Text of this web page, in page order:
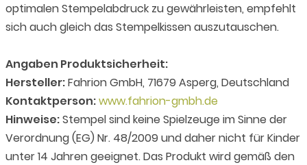
optimalen Stempelabdruck zu gewährleisten, empfehlt
sich auch gleich das Stempelkissen auszutauschen.
Angaben Produktsicherheit:
Hersteller:Fahrion GmbH, 71679 Asperg, Deutschland
Kontaktperson:www.fahrion-gmbh.de
Hinweise:Stempel sind keine Spielzeuge im Sinne der
Verordnung (EG) Nr. 48/2009 und daher nicht für Kinder
unter 14 Jahren geeignet. Das Produkt wird gemäß den